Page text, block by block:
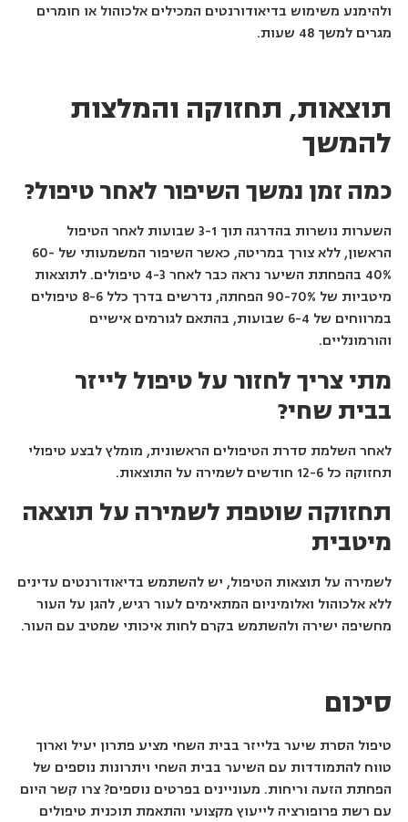
ולהימנע משימוש בדיאודורנטים המכילים אלכוהול או חומרים
מגרים למשך 48 שעות.
תוצאות, תחזוקה והמלצות
להמשך
כמה זמן נמשך השיפור לאחר טיפול?
השערות נושרות בהדרגה תוך 3-1 שבועות לאחר הטיפול
הראשון, ללא צורך במריטה, כאשר השיפור המשמעותי של 60-
40% בהפחתת השיער נראה כבר לאחר 4-3 טיפולים. לתוצאות
מיטביות של 90-70% הפחתה, נדרשים בדרך כלל 8-6 טיפולים
במרווחים של 6-4 שבועות, בהתאם לגורמים אישיים
והורמונליים.
מתי צריך לחזור על טיפול לייזר
בבית שחי?
לאחר השלמת סדרת הטיפולים הראשונית, מומלץ לבצע טיפולי
תחזוקה כל 12-6 חודשים לשמירה על התוצאות.
תחזוקה שוטפת לשמירה על תוצאה
מיטבית
לשמירה על תוצאות הטיפול, יש להשתמש בדיאודורנטים עדינים
ללא אלכוהול ואלומיניום המתאימים לעור רגיש, להגן על העור
מחשיפה ישירה ולהשתמש בקרם לחות איכותי שמטיב עם העור.
סיכום
טיפול הסרת שיער בלייזר בבית השחי מציע פתרון יעיל וארוך
טווח להתמודדות עם השיער בבית השחי ויתרונות נוספים של
הפחתת הזעה וריחות. מעוניינים בפרטים נוספים? צרו קשר היום
עם רשת פרופורציה לייעוץ מקצועי והתאמת תוכנית טיפולים